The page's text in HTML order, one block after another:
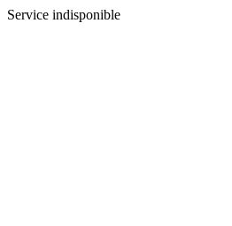
Service indisponible